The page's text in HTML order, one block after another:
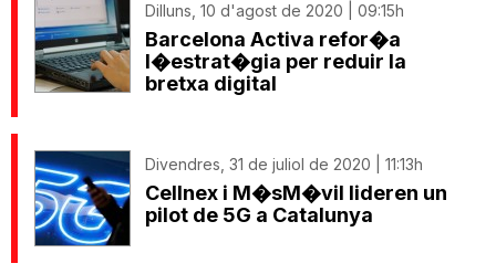
Dilluns, 10 d'agost de 2020 | 09:15h
Barcelona Activa refor�a
l�estrat�gia per reduir la
bretxa digital
Divendres, 31 de juliol de 2020 | 11:13h
Cellnex i M�sM�vil lideren un
pilot de 5G a Catalunya